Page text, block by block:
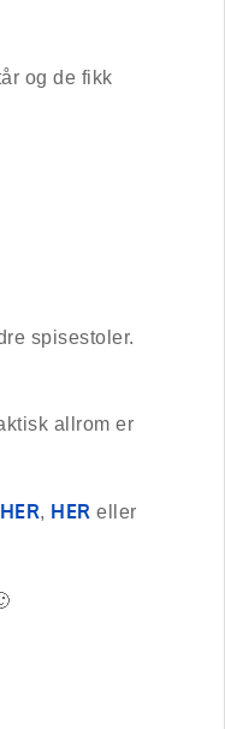
og de fikk
spisestoler.
allrom er
HER, HER eller